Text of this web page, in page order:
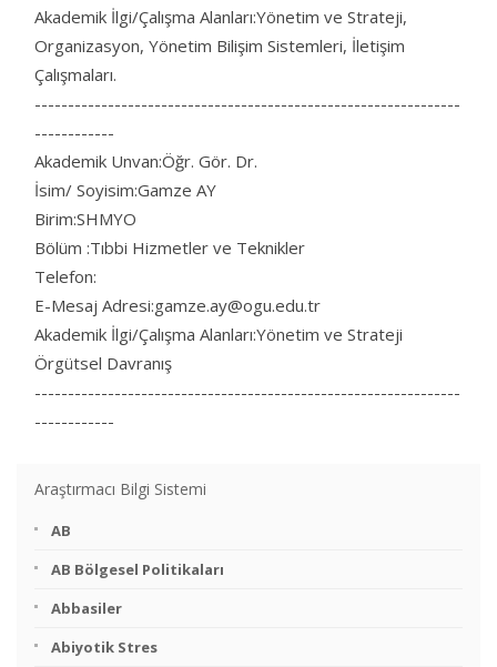
Akademik İlgi/Çalışma Alanları:Yönetim ve Strateji,
Organizasyon, Yönetim Bilişim Sistemleri, İletişim
Çalışmaları.
----------------------------------------------------------------
------------
Akademik Unvan:Öğr. Gör. Dr.
İsim/ Soyisim:Gamze AY
Birim:SHMYO
Bölüm :Tıbbi Hizmetler ve Teknikler
Telefon:
E-Mesaj Adresi:gamze.ay@ogu.edu.tr
Akademik İlgi/Çalışma Alanları:Yönetim ve Strateji
Örgütsel Davranış
----------------------------------------------------------------
------------
Araştırmacı Bilgi Sistemi
AB
AB Bölgesel Politikaları
Abbasiler
Abiyotik Stres